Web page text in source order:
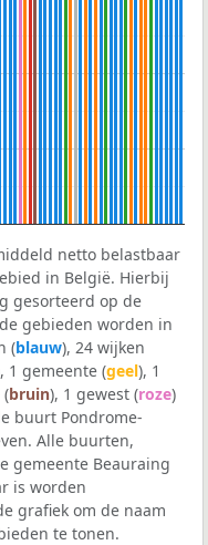
netto belastbaar
in België. Hierbij
gesorteerd op de
gebieden worden in
(blauw), 24 wijken
1 gemeente (geel), 1
(bruin), 1 gewest (roze)
buurt Pondrome-
Alle buurten,
gemeente Beauraing
is worden
grafiek om de naam
te tonen.